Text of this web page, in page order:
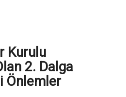
Kurulu
2. Dalga
Önlemler